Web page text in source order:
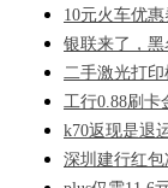
10元火车优惠
银联来了，黑
二手激光打
工行0.88刷卡
k70返现是退
深圳建行红包